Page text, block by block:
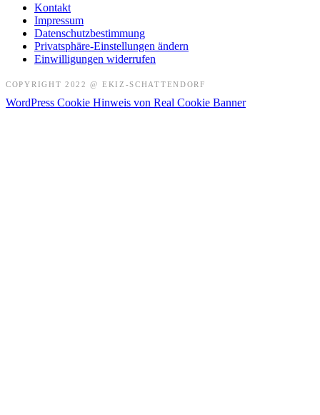
Kontakt
Impressum
Datenschutzbestimmung
Privatsphäre-Einstellungen ändern
Einwilligungen widerrufen
COPYRIGHT 2022 @ EKIZ-SCHATTENDORF
WordPress Cookie Hinweis von Real Cookie Banner